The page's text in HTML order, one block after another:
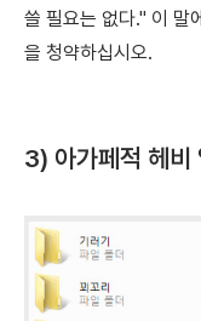
쓸 필요는 없다." 이 말
을 청약하십시오.
3) 아가페적 헤비